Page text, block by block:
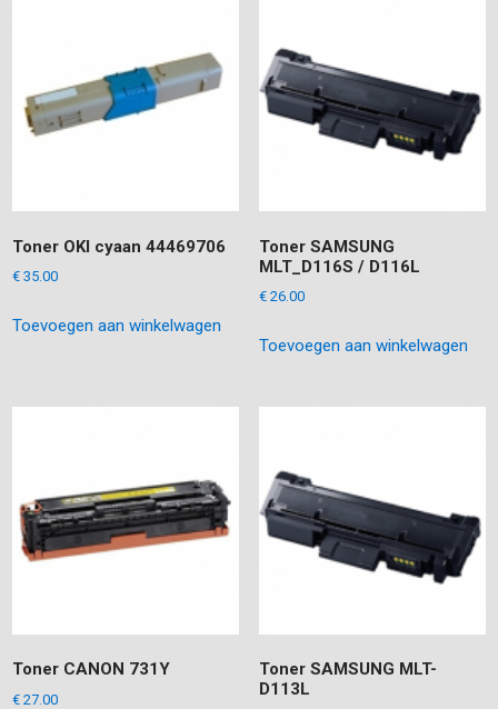
Toner OKI cyaan 44469706
€ 35.00
Toevoegen aan winkelwagen
Toner SAMSUNG
MLT_D116S / D116L
€26.00
Toevoegen aan winkelwagen
Toner CANON 731Y
€ 27.00
Toner SAMSUNG MLT-
D113L